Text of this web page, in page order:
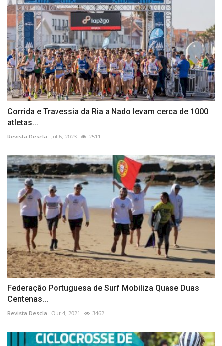
Corrida e Travessia da Ria a Nado levam cerca de 1000
atletas...
Revista Descla Jul 6, 2023 2511
Federação Portuguesa de Surf Mobiliza Quase Duas
Centenas...
Revista Descla Out 4, 2021 3462